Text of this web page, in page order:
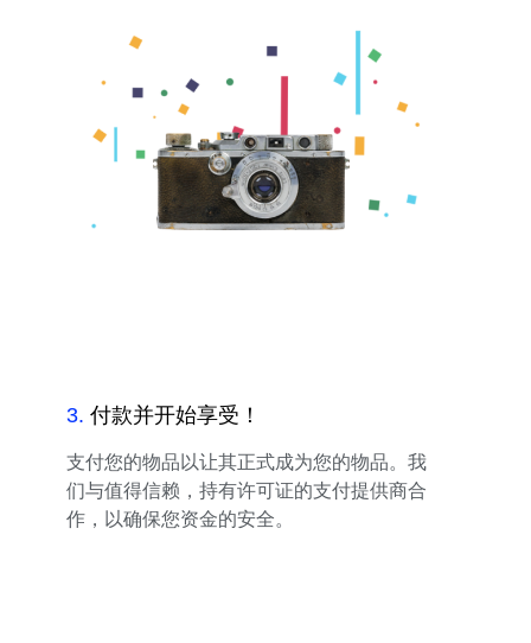
3. 付款并开始享受！
支付您的物品以让其正式成为您的物品。我
们与值得信赖，持有许可证的支付提供商合
作，以确保您资金的安全。